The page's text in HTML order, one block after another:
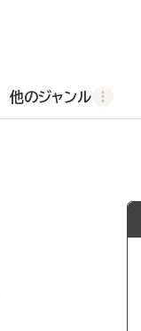
他のジャンル